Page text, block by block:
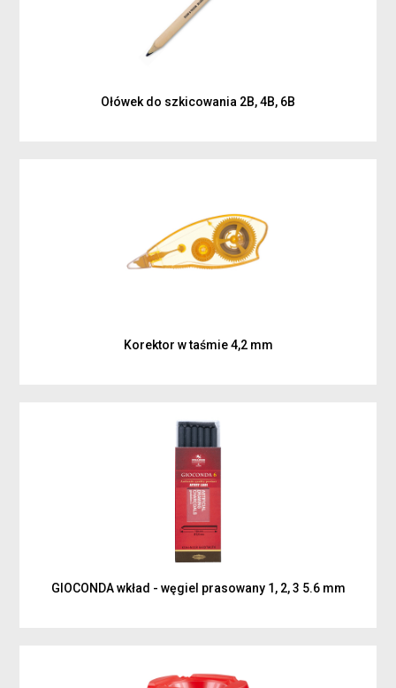
Ołówek do szkicowania 2B, 4B, 6B
Korektor w taśmie 4,2 mm
GIOCONDA wkład - węgiel prasowany 1, 2, 3 5.6 mm